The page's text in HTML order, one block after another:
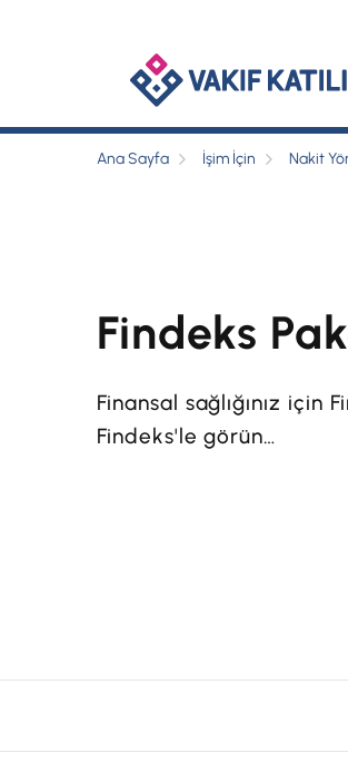
Ana Sayfa İşim İçin Nakit
Findeks
Finansal sağlığınız
Findeks'le görün…